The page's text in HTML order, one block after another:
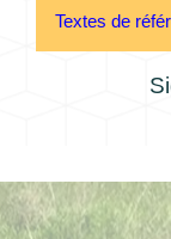
Textes de